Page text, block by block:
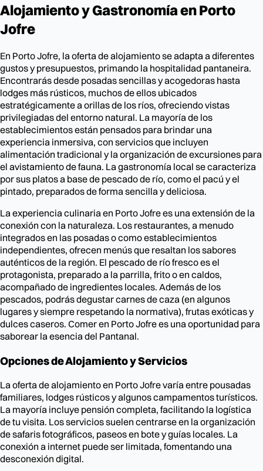
Alojamiento y Gastronomía en Porto
Jofre
En Porto Jofre, la oferta de alojamiento se adapta a diferentes
gustos y presupuestos, primando la hospitalidad pantaneira.
Encontrarás desde posadas sencillas y acogedoras hasta
lodges más rústicos, muchos de ellos ubicados
estratégicamente a orillas de los ríos, ofreciendo vistas
privilegiadas del entorno natural. La mayoría de los
establecimientos están pensados para brindar una
experiencia inmersiva, con servicios que incluyen
alimentación tradicional y la organización de excursiones para
el avistamiento de fauna. La gastronomía local se caracteriza
por sus platos a base de pescado de río, como el pacú y el
pintado, preparados de forma sencilla y deliciosa.
La experiencia culinaria en Porto Jofre es una extensión de la
conexión con la naturaleza. Los restaurantes, a menudo
integrados en las posadas o como establecimientos
independientes, ofrecen menús que resaltan los sabores
auténticos de la región. El pescado de río fresco es el
protagonista, preparado a la parrilla, frito o en caldos,
acompañado de ingredientes locales. Además de los
pescados, podrás degustar carnes de caza (en algunos
lugares y siempre respetando la normativa), frutas exóticas y
dulces caseros. Comer en Porto Jofre es una oportunidad para
saborear la esencia del Pantanal.
Opciones de Alojamiento y Servicios
La oferta de alojamiento en Porto Jofre varía entre pousadas
familiares, lodges rústicos y algunos campamentos turísticos.
La mayoría incluye pensión completa, facilitando la logística
de tu visita. Los servicios suelen centrarse en la organización
de safaris fotográficos, paseos en bote y guías locales. La
conexión a internet puede ser limitada, fomentando una
desconexión digital.